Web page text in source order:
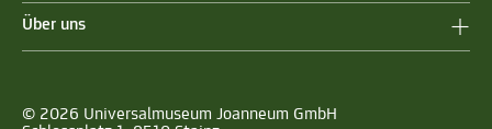
Über uns
© 2026 Universalmuseum Joanneum GmbH